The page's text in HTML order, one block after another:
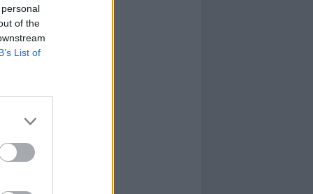
of the
List of